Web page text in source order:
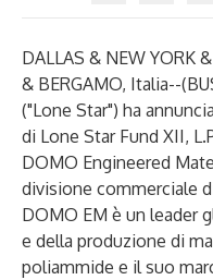
DALLAS & NEW YORK
& BERGAMO, Italia--(
("Lone Star") ha
di Lone Star Fund XII,
DOMO Engineered
divisione commerciale
DOMO EM è un leader
e della produzione di
poliammide e il suo